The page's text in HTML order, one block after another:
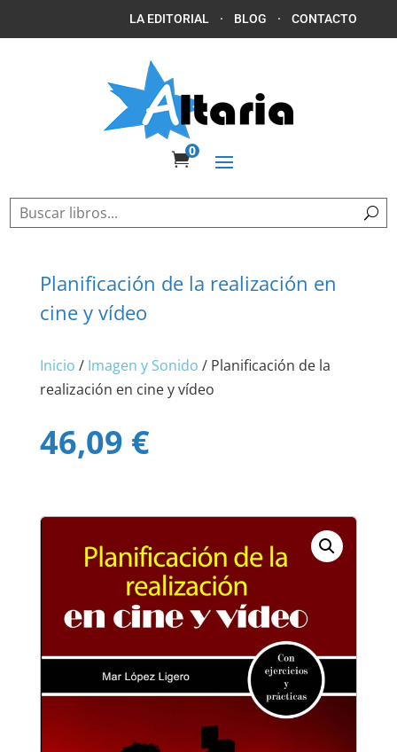
LA EDITORIAL · BLOG ·CONTACTO
0
Planificación de la realización en
cine y vídeo
Inicio / Imagen y Sonido / Planificación de la
realización en cine y vídeo
46,09 €